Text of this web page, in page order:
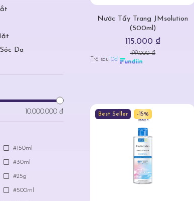
Da
10.000.000 đ
#150ml
#30ml
#25g
#500ml
Nước Tẩy Trang JMsolution
(500ml)
115.000 ₫
199.000 ₫
Trả sau0đ
Best Seller -15%